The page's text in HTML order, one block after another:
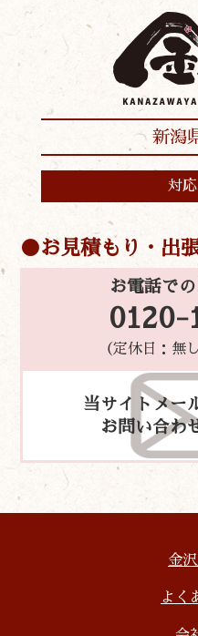
新潟
対
お見積もり・出
お電話で
0120-
（定休日：無
当サイトメー
お問い合わ
金
よく